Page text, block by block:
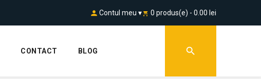
Contul meu ▾ 0 produs(e) - 0.00 lei
CONTACT BLOG